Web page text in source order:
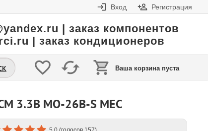
Вход Регистрация
| заказ компонентов
| заказ кондиционеров
Ваша корзина пуста
3.3В MO-26B-S MEC